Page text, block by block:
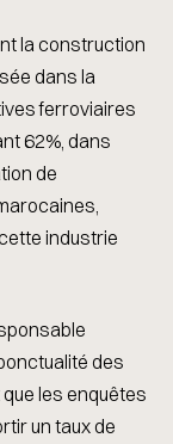
la construction
dans la
ferroviaires
62%, dans
de
industrie
des
les enquêtes
un taux de